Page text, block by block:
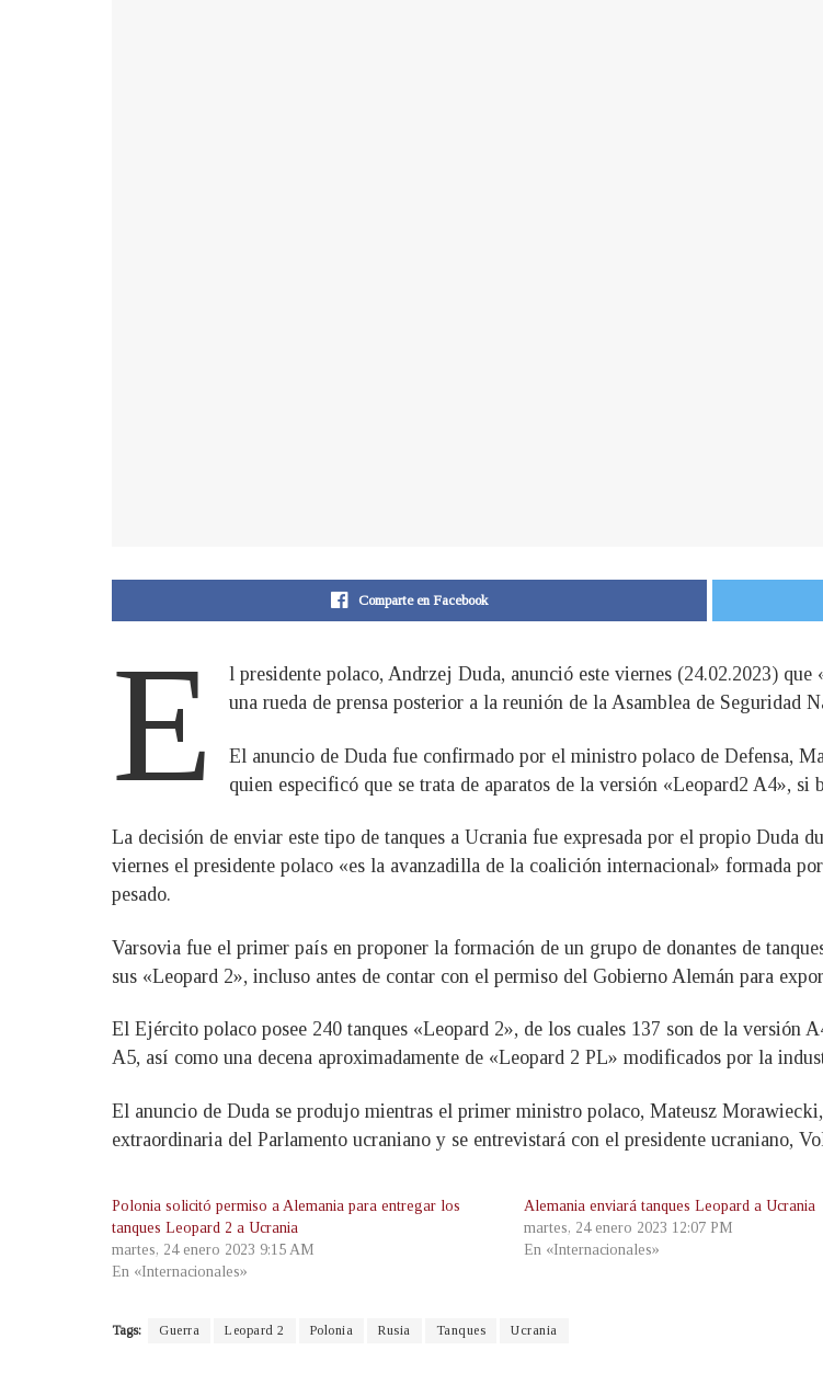
Comparte en Facebook
E
l presidente polaco, Andrzej Duda, anunció este viernes (24.02.2023)
una rueda de prensa posterior a la reunión de la Asamblea de Seguridad
El anuncio de Duda fue confirmado por el ministro polaco de Defensa,
quien especificó que se trata de aparatos de la versión «Leopard2 A4»,
La decisión de enviar este tipo de tanques a Ucrania fue expresada por el propio Duda
viernes el presidente polaco «es la avanzadilla de la coalición internacional» formada
pesado.
Varsovia fue el primer país en proponer la formación de un grupo de donantes de
sus «Leopard 2», incluso antes de contar con el permiso del Gobierno Alemán para
El Ejército polaco posee 240 tanques «Leopard 2», de los cuales 137 son de la versión
A5, así como una decena aproximadamente de «Leopard 2 PL» modificados por la
El anuncio de Duda se produjo mientras el primer ministro polaco, Mateusz
extraordinaria del Parlamento ucraniano y se entrevistará con el presidente ucraniano,
Polonia solicitó permiso a Alemania para entregar los
tanques Leopard 2 a Ucrania
martes, 24 enero 2023 9:15 AM
En «Internacionales»
Alemania enviará tanques Leopard a Ucrania
martes, 24 enero 2023 12:07 PM
En «Internacionales»
Tags: Guerra Leopard 2 Polonia Rusia Tanques Ucrania